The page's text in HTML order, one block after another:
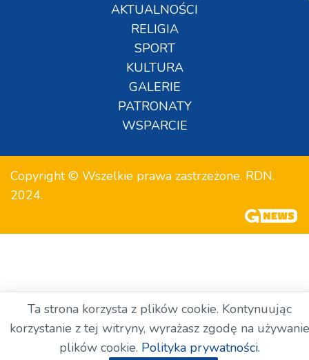
AKTUALNOŚCI
RELIGIA
SPORT
KULTURA
GALERIE
PATRONATY
WSPARCIE
Copyright © Wszelkie prawa zastrzeżone. RDN.
2024.
Ta strona korzysta z plików cookie. Kontynuując
korzystanie z tej witryny, wyrażasz zgodę na używanie
plików cookie. Polityka prywatności.